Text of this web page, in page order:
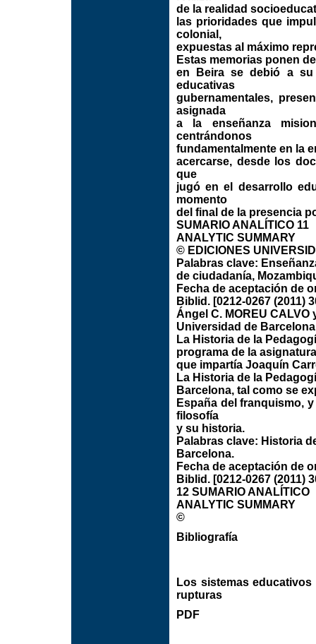
de la realidad
las prioridades que
colonial,
expuestas al máximo
Estas memorias ponen
en Beira se debió a
educativas
gubernamentales,
asignada
a la enseñanza
centrándonos
fundamentalmente en la
acercarse, desde los
que
jugó en el desarrollo
momento
del final de la presencia
SUMARIO ANALÍTICO 11
ANALYTIC SUMMARY
© EDICIONES
Palabras clave:
de ciudadanía,
Fecha de aceptación de
Biblid. [0212-0267 (2011)
Ángel C. MOREU CALVO
Universidad de Barcelona
La Historia de la
programa de la
que impartía Joaquín
La Historia de la
Barcelona, tal como se
España del franquismo,
filosofía
y su historia.
Palabras clave: Historia
Barcelona.
Fecha de aceptación de
Biblid. [0212-0267 (2011)
12 SUMARIO ANALÍTICO
ANALYTIC SUMMARY
©
Bibliografía
Los sistemas
rupturas
PDF